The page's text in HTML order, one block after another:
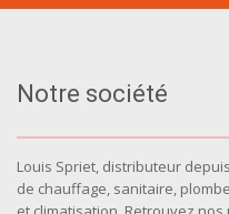
Notre société
Louis Spriet, distributeur
de chauffage, sanitaire,